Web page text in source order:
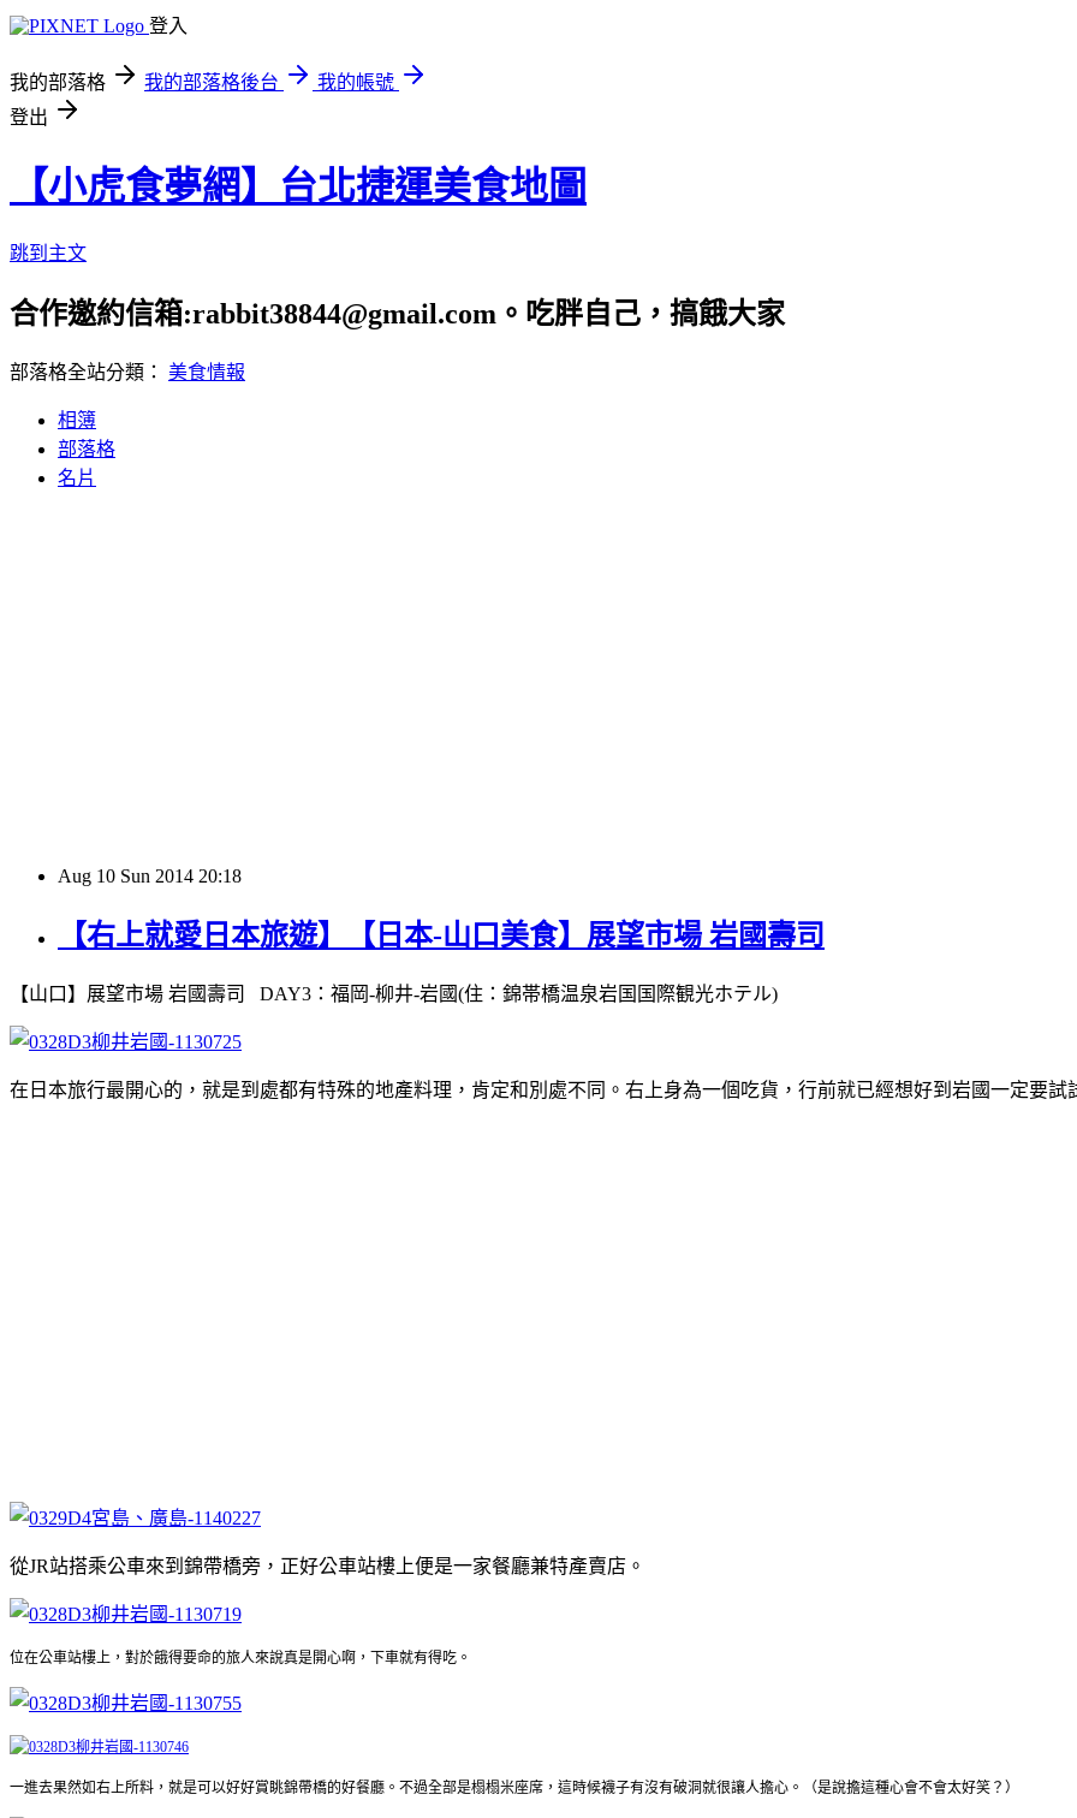
登入
我的部落格 我的部落格後台
我的帳號
登出
【小虎食夢網】台北捷運美食地圖
跳到主文
合作邀約信箱:rabbit38844@gmail.com。吃胖自己，搞餓大家
部落格全站分類： 美食情報
相簿
部落格
名片
Aug 10 Sun 2014 20:18
【右上就愛日本旅遊】【日本-山口美食】展望市場 岩國壽司
【山口】展望市場 岩國壽司 DAY3：福岡-柳井-岩國(住：錦帯橋温泉岩国国際観光ホテル)
在日本旅行最開心的，就是到處都有特殊的地產料理，肯定和別處不同。右上身為一個吃貨，行前就已經想好到岩國一定要試
從JR站搭乘公車來到錦帶橋旁，正好公車站樓上便是一家餐廳兼特產賣店。
位在公車站樓上，對於餓得要命的旅人來說真是開心啊，下車就有得吃。
一進去果然如右上所料，就是可以好好賞眺錦帶橋的好餐廳。不過全部是榻榻米座席，這時候襪子有沒有破洞就很讓人擔心。（是說擔這種心會不會太好笑？）